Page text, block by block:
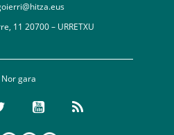
11 20700 – URRETXU
Nor gara